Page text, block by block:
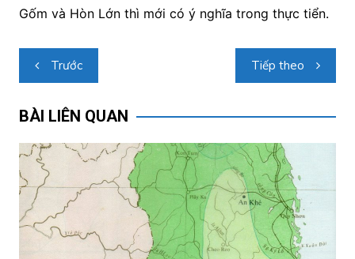
Gốm và Hòn Lớn thì mới có ý nghĩa trong thực tiển.
Điều
hướng
bài
Trước Tiếp theo
BÀI LIÊN QUAN